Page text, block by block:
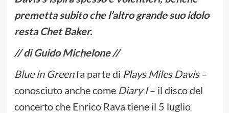
premetta subito che l’altro grande suo idolo
resta Chet Baker.
// di Guido Michelone //
Blue in Greenfa parte di Plays Miles Davis–
conosciuto anche come Diary I– il disco del
concerto che Enrico Rava tiene il 5 luglio